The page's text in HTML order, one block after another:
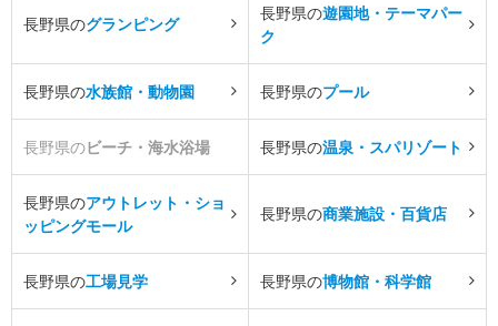
長野県のグランピング
長野県の遊園地・テーマパー
ク
長野県の水族館・動物園 長野県のプール
長野県のビーチ・海水浴場 長野県の温泉・スパリゾート
長野県のアウトレット・ショ
ッピングモール
長野県の商業施設・百貨店
長野県の工場見学 長野県の博物館・科学館